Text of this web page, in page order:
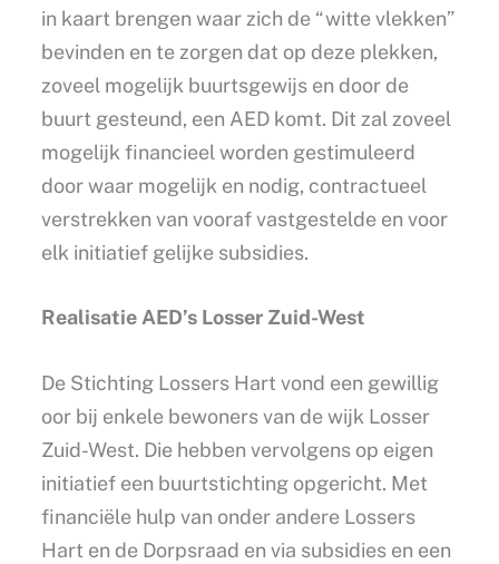
in kaart brengen waar zich de “witte vlekken”
bevinden en te zorgen dat op deze plekken,
zoveel mogelijk buurtsgewijs en door de
buurt gesteund, een AED komt. Dit zal zoveel
mogelijk financieel worden gestimuleerd
door waar mogelijk en nodig, contractueel
verstrekken van vooraf vastgestelde en voor
elk initiatief gelijke subsidies.
Realisatie AED’s Losser Zuid-West
De Stichting Lossers Hart vond een gewillig
oor bij enkele bewoners van de wijk Losser
Zuid-West. Die hebben vervolgens op eigen
initiatief een buurtstichting opgericht. Met
financiële hulp van onder andere Lossers
Hart en de Dorpsraad en via subsidies en een